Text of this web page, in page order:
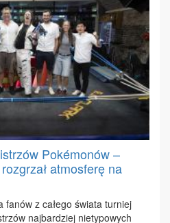
Pokémonów –
atmosferę na
fa­nów z ca­łe­go świa­ta tur­niej
naj­bar­dziej nie­ty­po­wych